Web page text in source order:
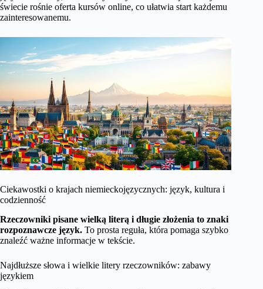
świecie rośnie oferta kursów online, co ułatwia start każdemu
zainteresowanemu.
Ciekawostki o krajach niemieckojęzycznych: język, kultura i
codzienność
Rzeczowniki pisane wielką literą i długie złożenia to znaki
rozpoznawcze język. To prosta reguła, która pomaga szybko
znaleźć ważne informacje w tekście.
Najdłuższe słowa i wielkie litery rzeczowników: zabawy
językiem